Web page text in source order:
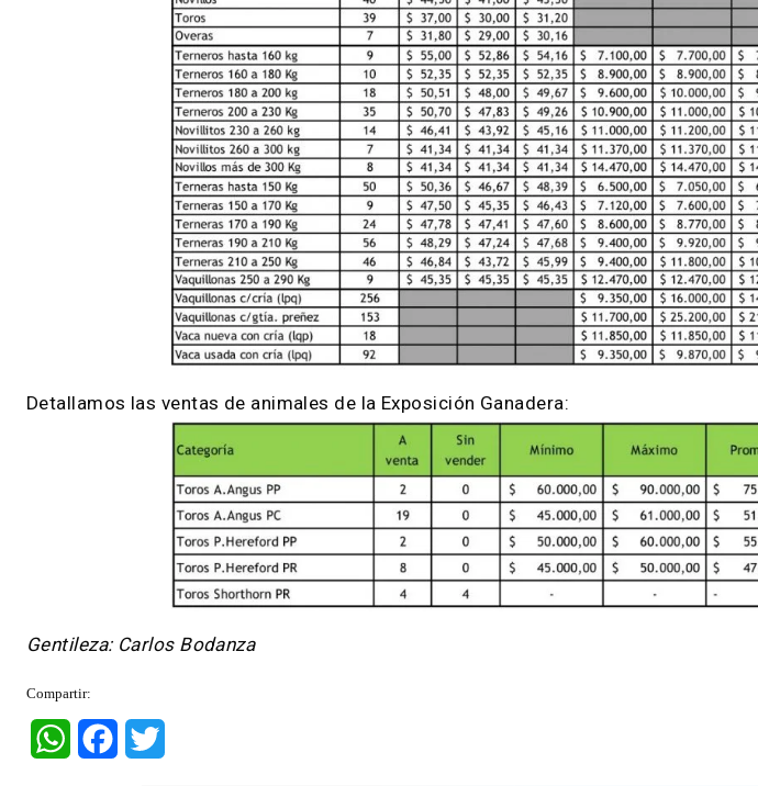
fiestas para la región, ojalá allá muchos “80 años” más en el camino.
Detallamos los valores alcanzados en el remate de hacienda seleccionada:
Detallamos las ventas de animales de la Exposición Ganadera: